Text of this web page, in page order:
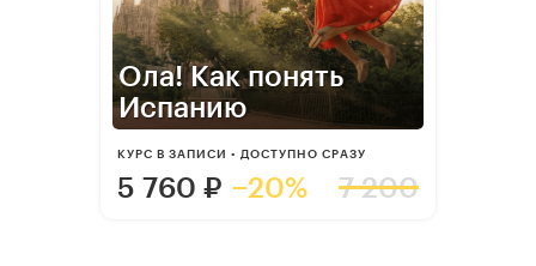
Ола! Как понять
Испанию
КУРС В ЗАПИСИ • ДОСТУПНО СРАЗУ
5 760 ₽ −20% 7 200